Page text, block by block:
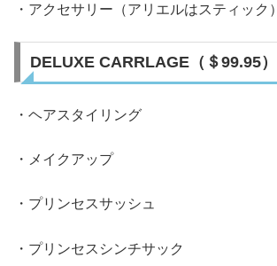
・アクセサリー（アリエルはスティック）
DELUXE CARRLAGE（＄99.95）
・ヘアスタイリング
・メイクアップ
・プリンセスサッシュ
・プリンセスシンチサック